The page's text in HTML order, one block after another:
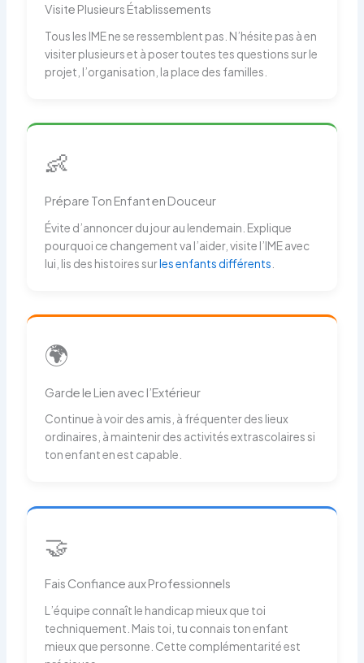
Visite Plusieurs Établissements
Tous les IME ne se ressemblent pas. N’hésite pas à en
visiter plusieurs et à poser toutes tes questions sur le
projet, l’organisation, la place des familles.
👶
Prépare Ton Enfant en Douceur
Évite d’annoncer du jour au lendemain. Explique
pourquoi ce changement va l’aider, visite l’IME avec
lui, lis des histoires surles enfants différents
🌍
Garde le Lien avec l’Extérieur
Continue à voir des amis, à fréquenter des lieux
ordinaires, à maintenir des activités extrascolaires si
ton enfant en est capable.
🤝
Fais Confiance aux Professionnels
L’équipe connaît le handicap mieux que toi
techniquement. Mais toi, tu connais ton enfant
mieux que personne. Cette complémentarité est